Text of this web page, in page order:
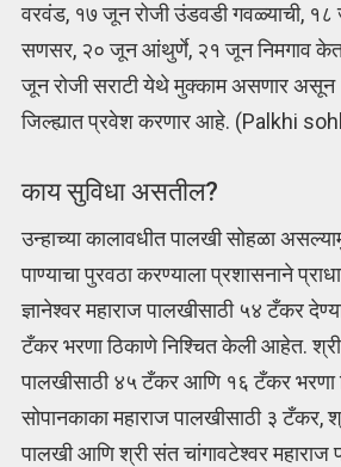
वरवंड, १७ जून रोजी उंडवडी गवळ्याची, १८
सणसर, २० जून आंथुर्णे, २१ जून निमगाव
जून रोजी सराटी येथे मुक्काम असणार असून
जिल्ह्यात प्रवेश करणार आहे. (Palkhi
काय सुविधा असतील?
उन्हाच्या कालावधीत पालखी सोहळा
पाण्याचा पुरवठा करण्याला प्रशासनाने
ज्ञानेश्वर महाराज पालखीसाठी ५४ टँकर
टँकर भरणा ठिकाणे निश्चित केली आहेत.
पालखीसाठी ४५ टँकर आणि १६ टँकर भरणा
सोपानकाका महाराज पालखीसाठी ३ टँकर,
पालखी आणि श्री संत चांगावटेश्वर महाराज